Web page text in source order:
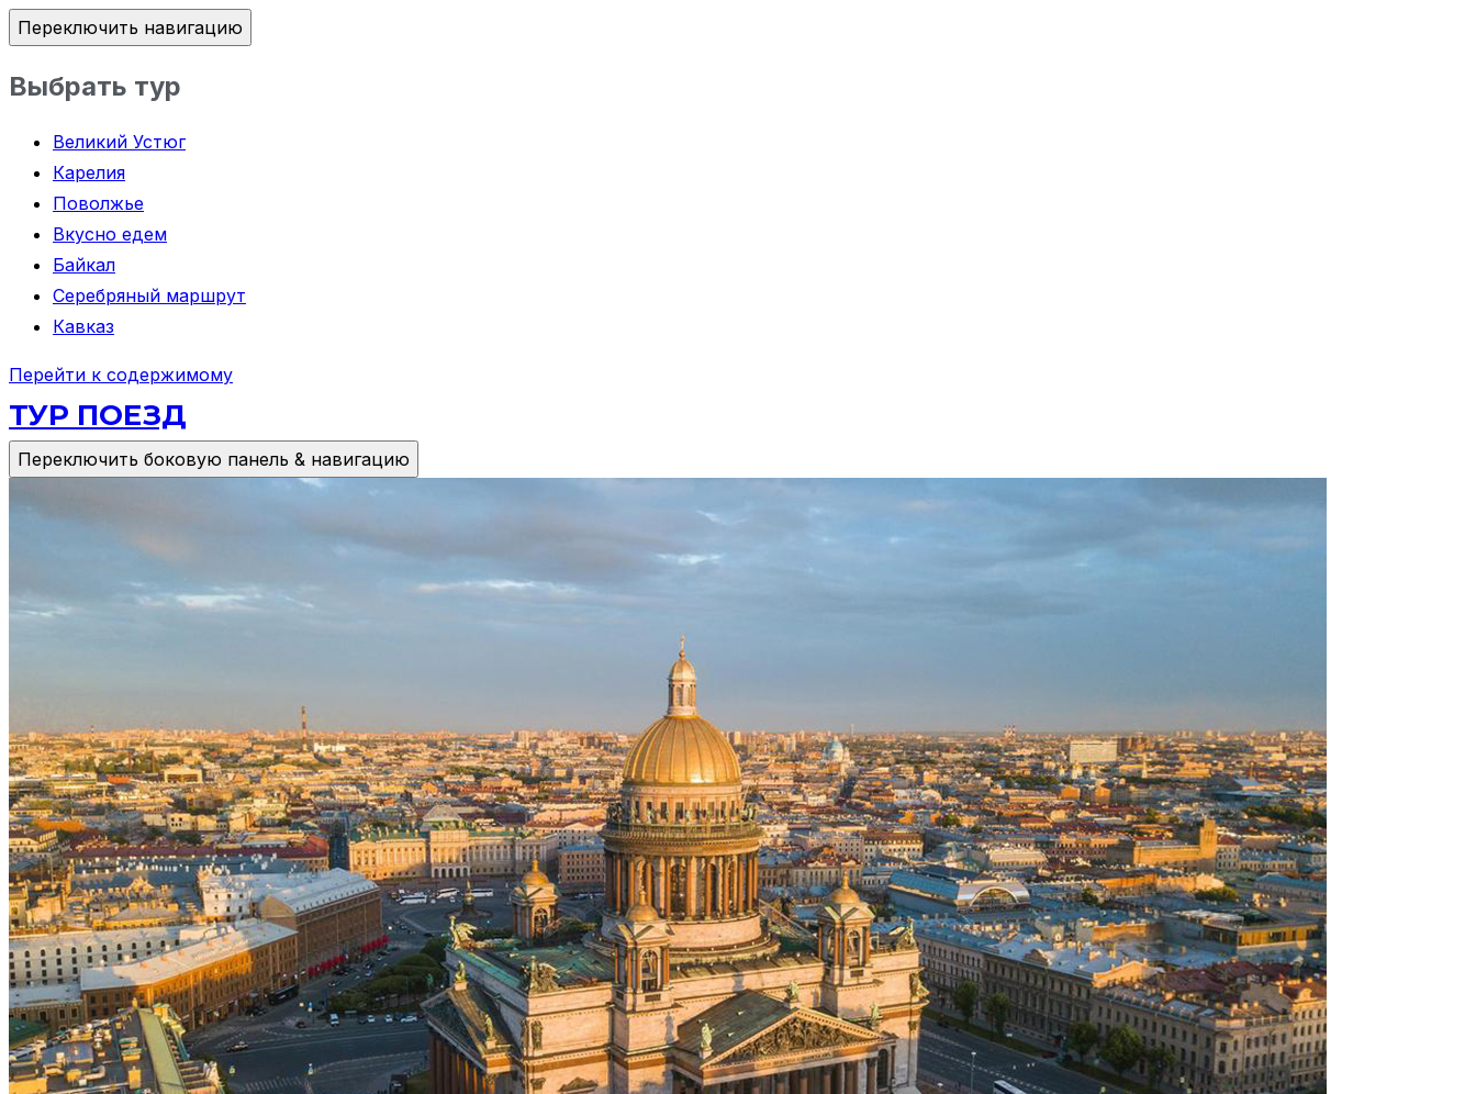
Переключить навигацию
Выбрать тур
Великий Устюг
Карелия
Поволжье
Вкусно едем
Байкал
Серебряный маршрут
Кавказ
Перейти к содержимому
ТУР ПОЕЗД
Переключить боковую панель & навигацию